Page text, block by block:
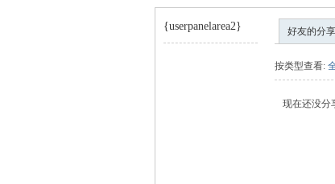
{userpanelarea2} 好友的分享
按类型查看:
现在还没分